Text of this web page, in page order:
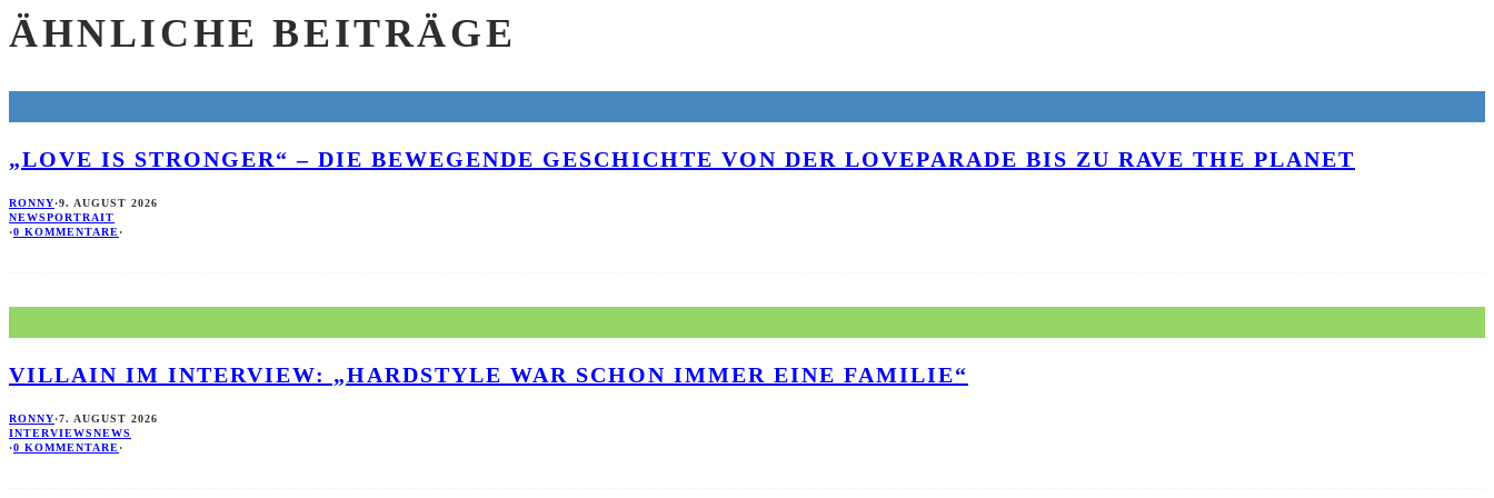
ÄHNLICHE BEITRÄGE
„LOVE IS STRONGER“ – DIE BEWEGENDE GESCHICHTE VON DER LOVEPARADE BIS ZU RAVE THE PLANET
RONNY·9. AUGUST 2026
NEWSPORTRAIT
·0 KOMMENTARE·
VILLAIN IM INTERVIEW: „HARDSTYLE WAR SCHON IMMER EINE FAMILIE“
RONNY·7. AUGUST 2026
INTERVIEWSNEWS
·0 KOMMENTARE·